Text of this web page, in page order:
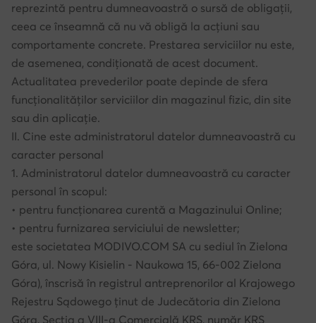
reprezintă pentru dumneavoastră o sursă de obligații,
ceea ce înseamnă că nu vă obligă la acțiuni sau
comportamente concrete. Prestarea serviciilor nu este,
de asemenea, condiționată de acest document.
Actualitatea prevederilor poate depinde de sfera
funcționalităților serviciilor din magazinul fizic, din site
sau din aplicație.
II. Cine este administratorul datelor dumneavoastră cu
caracter personal
1. Administratorul datelor dumneavoastră cu caracter
personal în scopul:
• pentru funcționarea curentă a Magazinului Online;
• pentru furnizarea serviciului de newsletter;
este societatea MODIVO.COM SA cu sediul în Zielona
Góra, ul. Nowy Kisielin - Naukowa 15, 66-002 Zielona
Góra), înscrisă în registrul antreprenorilor al Krajowego
Rejestru Sądowego ținut de Judecătoria din Zielona
Góra, Secția a VIII-a Comercială KRS, număr KRS